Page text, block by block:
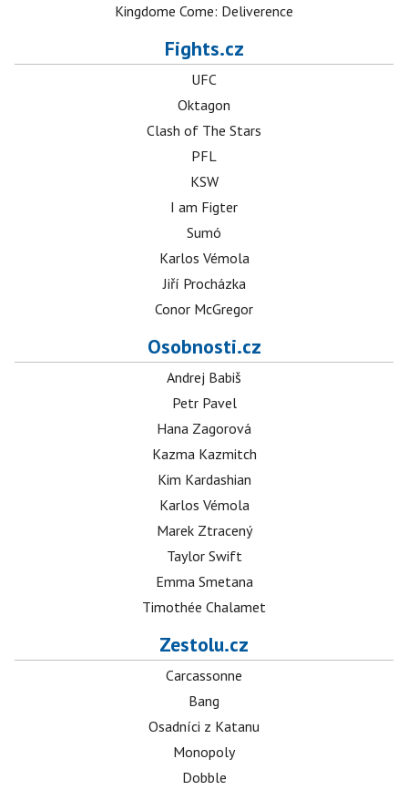
Kingdome Come: Deliverence
Fights.cz
UFC
Oktagon
Clash of The Stars
PFL
KSW
I am Figter
Sumó
Karlos Vémola
Jiří Procházka
Conor McGregor
Osobnosti.cz
Andrej Babiš
Petr Pavel
Hana Zagorová
Kazma Kazmitch
Kim Kardashian
Karlos Vémola
Marek Ztracený
Taylor Swift
Emma Smetana
Timothée Chalamet
Zestolu.cz
Carcassonne
Bang
Osadníci z Katanu
Monopoly
Dobble